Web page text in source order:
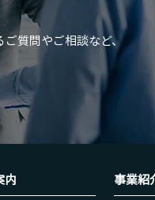
質問やご相談など、
内 事業紹